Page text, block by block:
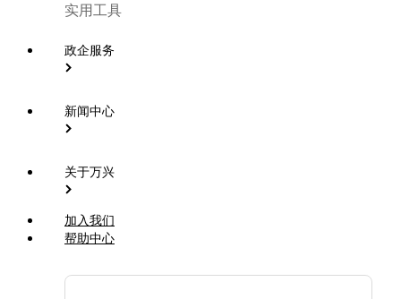
实用工具
政企服务
新闻中心
关于万兴
加入我们
帮助中心